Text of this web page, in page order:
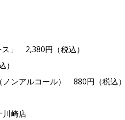
」 2,380円（税込）
ノンアルコール） 880円（税込
川崎店